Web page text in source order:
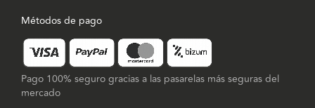
Métodos de pago
Pago 100% seguro gracias a las pasarelas más seguras del
mercado